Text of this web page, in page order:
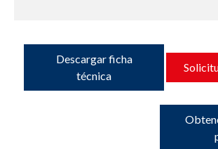
Descargar ficha
técnica